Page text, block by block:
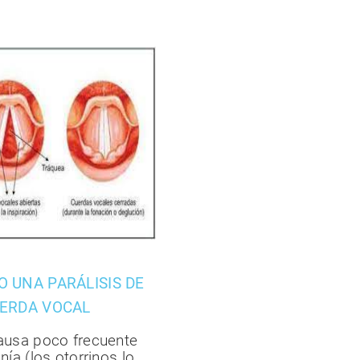
UNA PARÁLISIS DE
VOCAL
poco frecuente